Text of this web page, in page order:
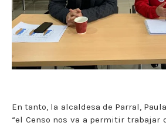
En tanto, la alcaldesa de Parral,
“el Censo nos va a permitir trabajar